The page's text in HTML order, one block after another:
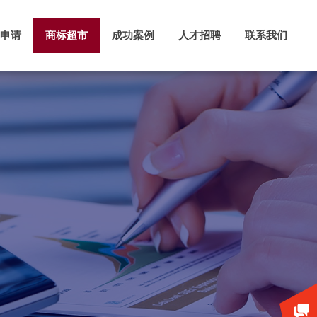
请 商标超市 成功案例 人才招聘 联系我们